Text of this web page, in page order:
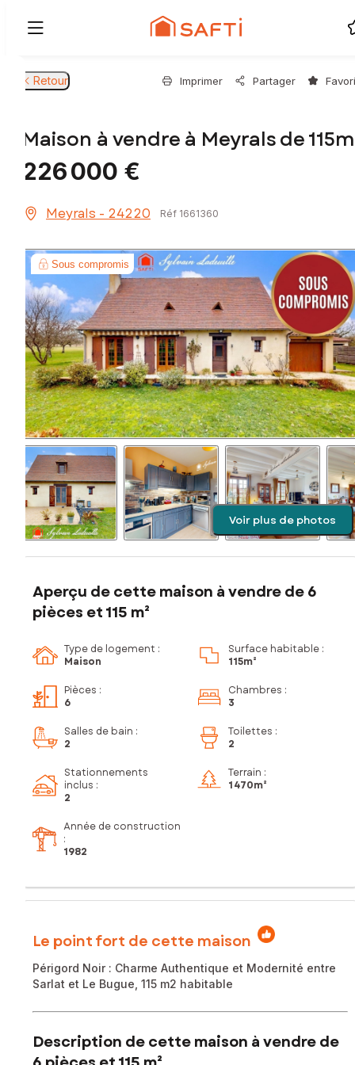
Retour Imprimer Partager
Maison à vendre à Meyrals de
226 000 €
Meyrals - 24220 Réf 1661360
Sous compromis
Voir plus de photos
Aperçu de cette maison à vendre de 6
pièces et 115 m²
Type de logement :
Maison
Surface habitable :
115m²
Pièces :
6
Chambres :
3
Salles de bain :
2
Toilettes :
2
Stationnements
inclus :
2
Terrain :
1 470m²
Année de construction
:
1982
Le point fort de cette maison
Périgord Noir : Charme Authentique et Modernité entre
Sarlat et Le Bugue, 115 m2 habitable
Description de cette maison à vendre de